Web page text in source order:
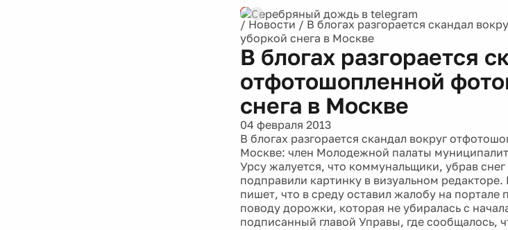
/ Новости / В блогах разгорается скандал
уборкой снега в Москве
В блогах разгорается
отфотошопленной
снега в Москве
04 февраля 2013
В блогах разгорается скандал вокруг
Москве: член Молодежной палаты
Урсу жалуется, что коммунальщики, убрав
подправили картинку в визуальном
пишет, что в среду оставил жалобу на
поводу дорожки, которая не убиралась с
подписанный главой Управы, где сообщалось,